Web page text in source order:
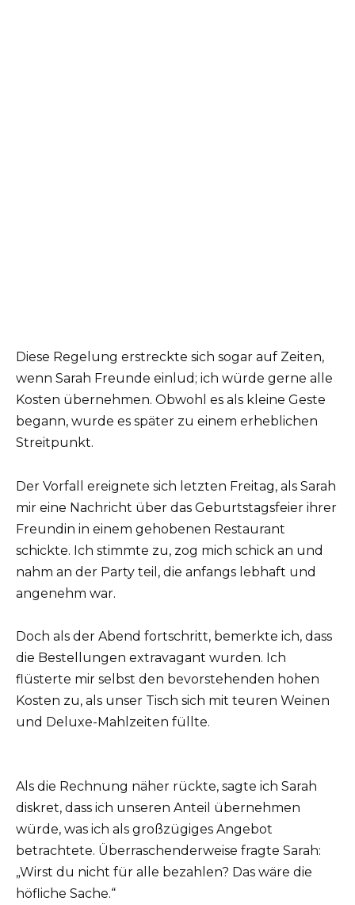
Diese Regelung erstreckte sich sogar auf Zeiten,
wenn Sarah Freunde einlud; ich würde gerne alle
Kosten übernehmen. Obwohl es als kleine Geste
begann, wurde es später zu einem erheblichen
Streitpunkt.
Der Vorfall ereignete sich letzten Freitag, als Sarah
mir eine Nachricht über das Geburtstagsfeier ihrer
Freundin in einem gehobenen Restaurant
schickte. Ich stimmte zu, zog mich schick an und
nahm an der Party teil, die anfangs lebhaft und
angenehm war.
Doch als der Abend fortschritt, bemerkte ich, dass
die Bestellungen extravagant wurden. Ich
flüsterte mir selbst den bevorstehenden hohen
Kosten zu, als unser Tisch sich mit teuren Weinen
und Deluxe-Mahlzeiten füllte.
Als die Rechnung näher rückte, sagte ich Sarah
diskret, dass ich unseren Anteil übernehmen
würde, was ich als großzügiges Angebot
betrachtete. Überraschenderweise fragte Sarah:
„Wirst du nicht für alle bezahlen? Das wäre die
höfliche Sache.“